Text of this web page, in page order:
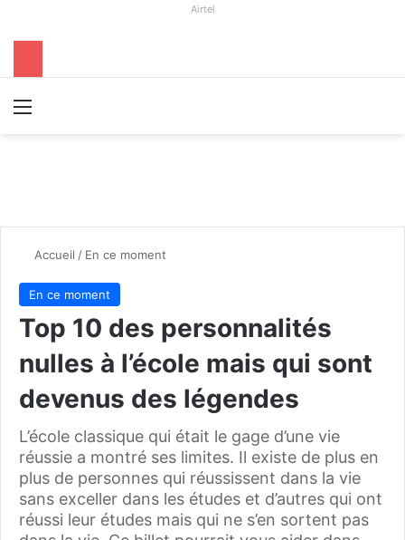
Airtel
Accueil / En ce moment
En ce moment
Top 10 des personnalités
nulles à l’école mais qui sont
devenus des légendes
L’école classique qui était le gage d’une vie
réussie a montré ses limites. Il existe de plus en
plus de personnes qui réussissent dans la vie
sans exceller dans les études et d’autres qui ont
réussi leur études mais qui ne s’en sortent pas